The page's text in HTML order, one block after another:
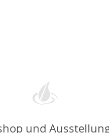
und